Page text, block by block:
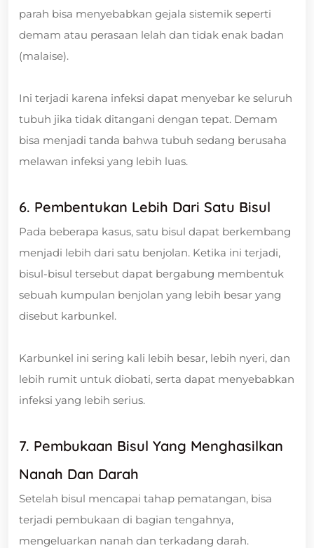
parah bisa menyebabkan gejala sistemik seperti
demam atau perasaan lelah dan tidak enak badan
(malaise).
Ini terjadi karena infeksi dapat menyebar ke seluruh
tubuh jika tidak ditangani dengan tepat. Demam
bisa menjadi tanda bahwa tubuh sedang berusaha
melawan infeksi yang lebih luas.
6. Pembentukan Lebih Dari Satu Bisul
Pada beberapa kasus, satu bisul dapat berkembang
menjadi lebih dari satu benjolan. Ketika ini terjadi,
bisul-bisul tersebut dapat bergabung membentuk
sebuah kumpulan benjolan yang lebih besar yang
disebut karbunkel.
Karbunkel ini sering kali lebih besar, lebih nyeri, dan
lebih rumit untuk diobati, serta dapat menyebabkan
infeksi yang lebih serius.
7. Pembukaan Bisul Yang Menghasilkan
Nanah Dan Darah
Setelah bisul mencapai tahap pematangan, bisa
terjadi pembukaan di bagian tengahnya,
mengeluarkan nanah dan terkadang darah.